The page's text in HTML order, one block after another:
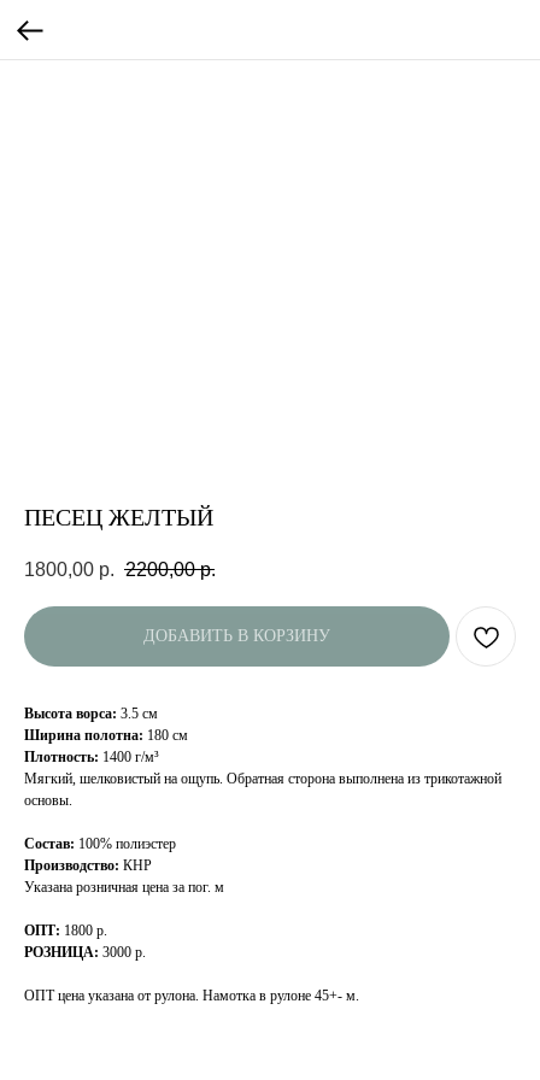
ПЕСЕЦ ЖЕЛТЫЙ
1800,00 р. 2200,00 р.
ДОБАВИТЬ В КОРЗИНУ
Высота ворса: 3.5 см
Ширина полотна: 180 см
Плотность: 1400 г/м³
Мягкий, шелковистый на ощупь. Обратная сторона выполнена из трикотажной
основы.
Состав: 100% полиэстер
Производство: КНР
Указана розничная цена за пог. м
ОПТ: 1800 р.
РОЗНИЦА: 3000 р.
ОПТ цена указана от рулона. Намотка в рулоне 45+- м.